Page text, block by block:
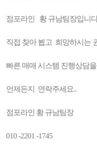
점포라인 황 규남팀장입니
직접 찾아 뵙고 희망하시는
빠른 매매 시스템 진행상담
언제든지 연락주세요..
점포라인 황 규남팀장
010 -2201 -1745